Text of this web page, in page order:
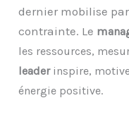
dernier mobilise par
contrainte. Le m
les ressources,
leaderinspire,
énergie positive.